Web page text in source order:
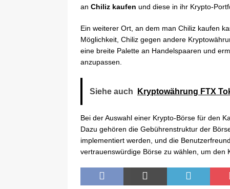
an Chiliz kaufen und diese in ihr Krypto-
Ein weiterer Ort, an dem man Chiliz kaufen
Möglichkeit, Chiliz gegen andere
eine breite Palette an Handelspaaren und
anzupassen.
Siehe auch Kryptowährung FTX
Bei der Auswahl einer Krypto-Börse für den
Dazu gehören die Gebührenstruktur der
implementiert werden, und die
vertrauenswürdige Börse zu wählen, um den